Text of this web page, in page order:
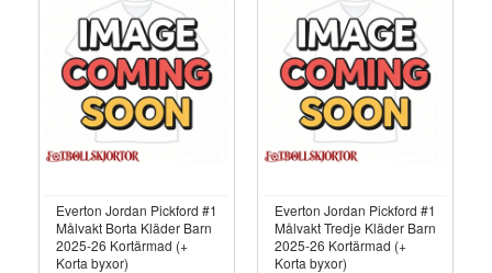
Everton Jordan Pickford #1
Målvakt Borta Kläder Barn
2025-26 Kortärmad (+
Korta byxor)
Everton Jordan Pickford #1
Målvakt Tredje Kläder Barn
2025-26 Kortärmad (+
Korta byxor)